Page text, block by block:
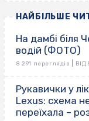
НАЙБІЛЬШЕ
На дамбі біля
водій (ФОТО)
8 291 переглядів
Рукавички у
Lexus: схема
переїхала –